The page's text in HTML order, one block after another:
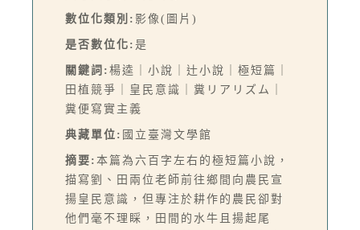
數位化類別: 影像(圖片)
是否數位化: 是
關鍵詞: 楊逵｜小說｜辻小說｜極短篇｜
田植競爭｜皇民意識｜糞リアリズム｜
糞便寫實主義
典藏單位: 國立臺灣文學館
摘要: 本篇為六百字左右的極短篇小說，
描寫劉、田兩位老師前往鄉間向農民宣
揚皇民意識，但專注於耕作的農民卻對
他們毫不理睬，田間的水牛且揚起尾